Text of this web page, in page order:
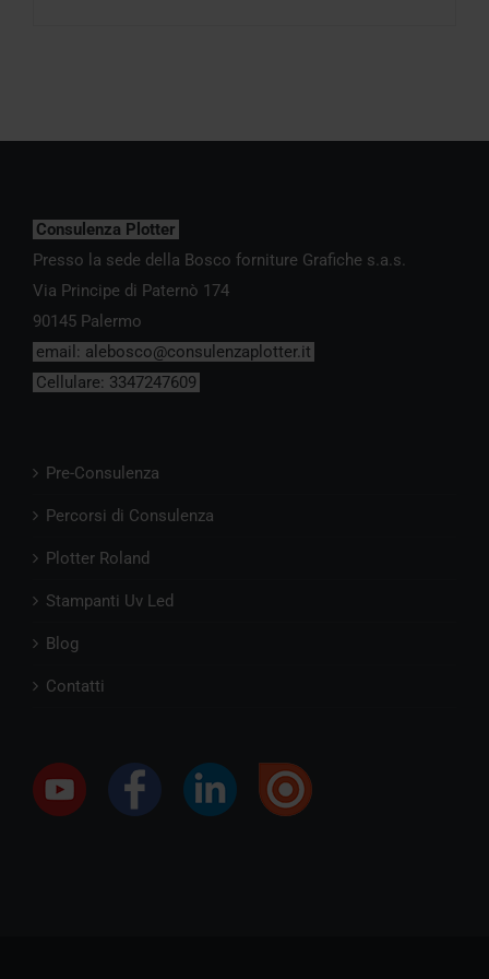
Consulenza Plotter
Presso la sede della Bosco forniture Grafiche s.a.s.
Via Principe di Paternò 174
90145 Palermo
email: alebosco@consulenzaplotter.it
Cellulare: 3347247609
Pre-Consulenza
Percorsi di Consulenza
Plotter Roland
Stampanti Uv Led
Blog
Contatti